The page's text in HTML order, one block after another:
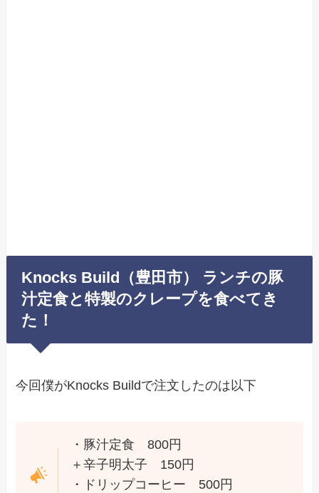
Knocks Build（豊田市） ランチの豚
汁定食と特製のクレープを食べてき
た！
今回僕がKnocks Buildで注文したのは以下
・豚汁定食 800円
＋辛子明太子 150円
・ドリップコーヒー 500円